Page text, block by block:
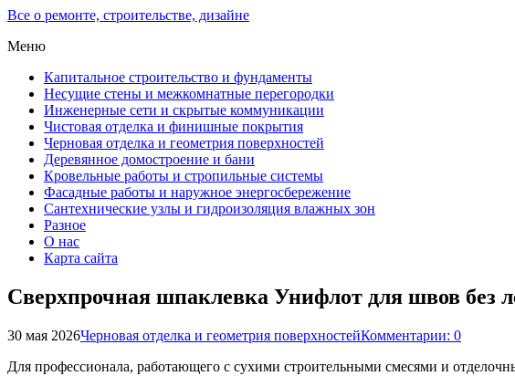
Все о ремонте, строительстве, дизайне
Меню
Капитальное строительство и фундаменты
Несущие стены и межкомнатные перегородки
Инженерные сети и скрытые коммуникации
Чистовая отделка и финишные покрытия
Черновая отделка и геометрия поверхностей
Деревянное домостроение и бани
Кровельные работы и стропильные системы
Фасадные работы и наружное энергосбережение
Сантехнические узлы и гидроизоляция влажных зон
Разное
О нас
Карта сайта
Сверхпрочная шпаклевка Унифлот для швов без
30 мая 2026Черновая отделка и геометрия поверхностейКомментарии: 0
Для профессионала, работающего с сухими строительными смесями и